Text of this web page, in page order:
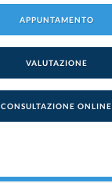
APPUNTAMENTO
VALUTAZIONE
CONSULTAZIONE ONLINE